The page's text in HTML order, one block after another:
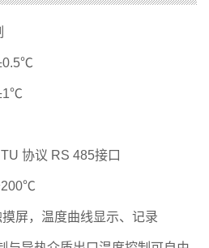
协议 RS 485接口
200℃
屏，温度曲线显示、记录